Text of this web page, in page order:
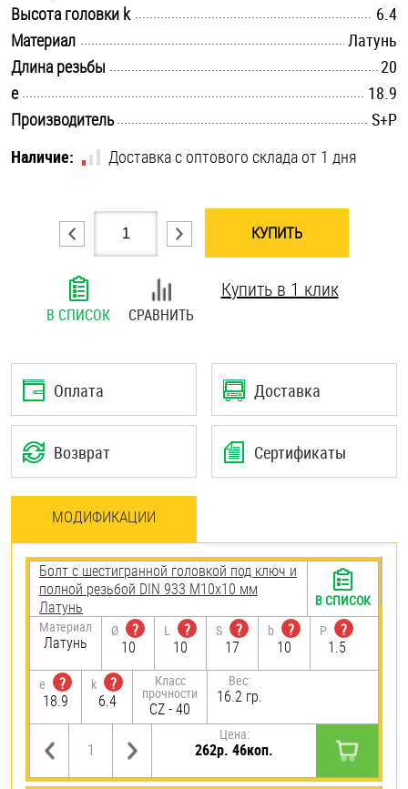
Шайбы
Шпильки
Шплинты
Штифты и пальцы
Высота головки k
6.4
Материал
Латунь
Длина резьбы
20
e
18.9
Производитель
S+P
Наличие:
Доставка с оптового склада от 1 дня
КУПИТЬ
В СПИСОК СРАВНИТЬ
Купить в 1 клик
Оплата Доставка
Возврат Сертификаты
МОДИФИКАЦИИ
Болт с шестигранной головкой под ключ и
полной резьбой DIN 933 М10х10 мм
Латунь
Материал
Латунь
Ø
?
10
L
?
10
S
?
17
b
?
10
P
?
1.5
e
?
18.9
k
?
6.4
Класс
прочности
CZ - 40
Вес:
16.2 гр.
Цена:
262р. 46коп.
В СПИСОК